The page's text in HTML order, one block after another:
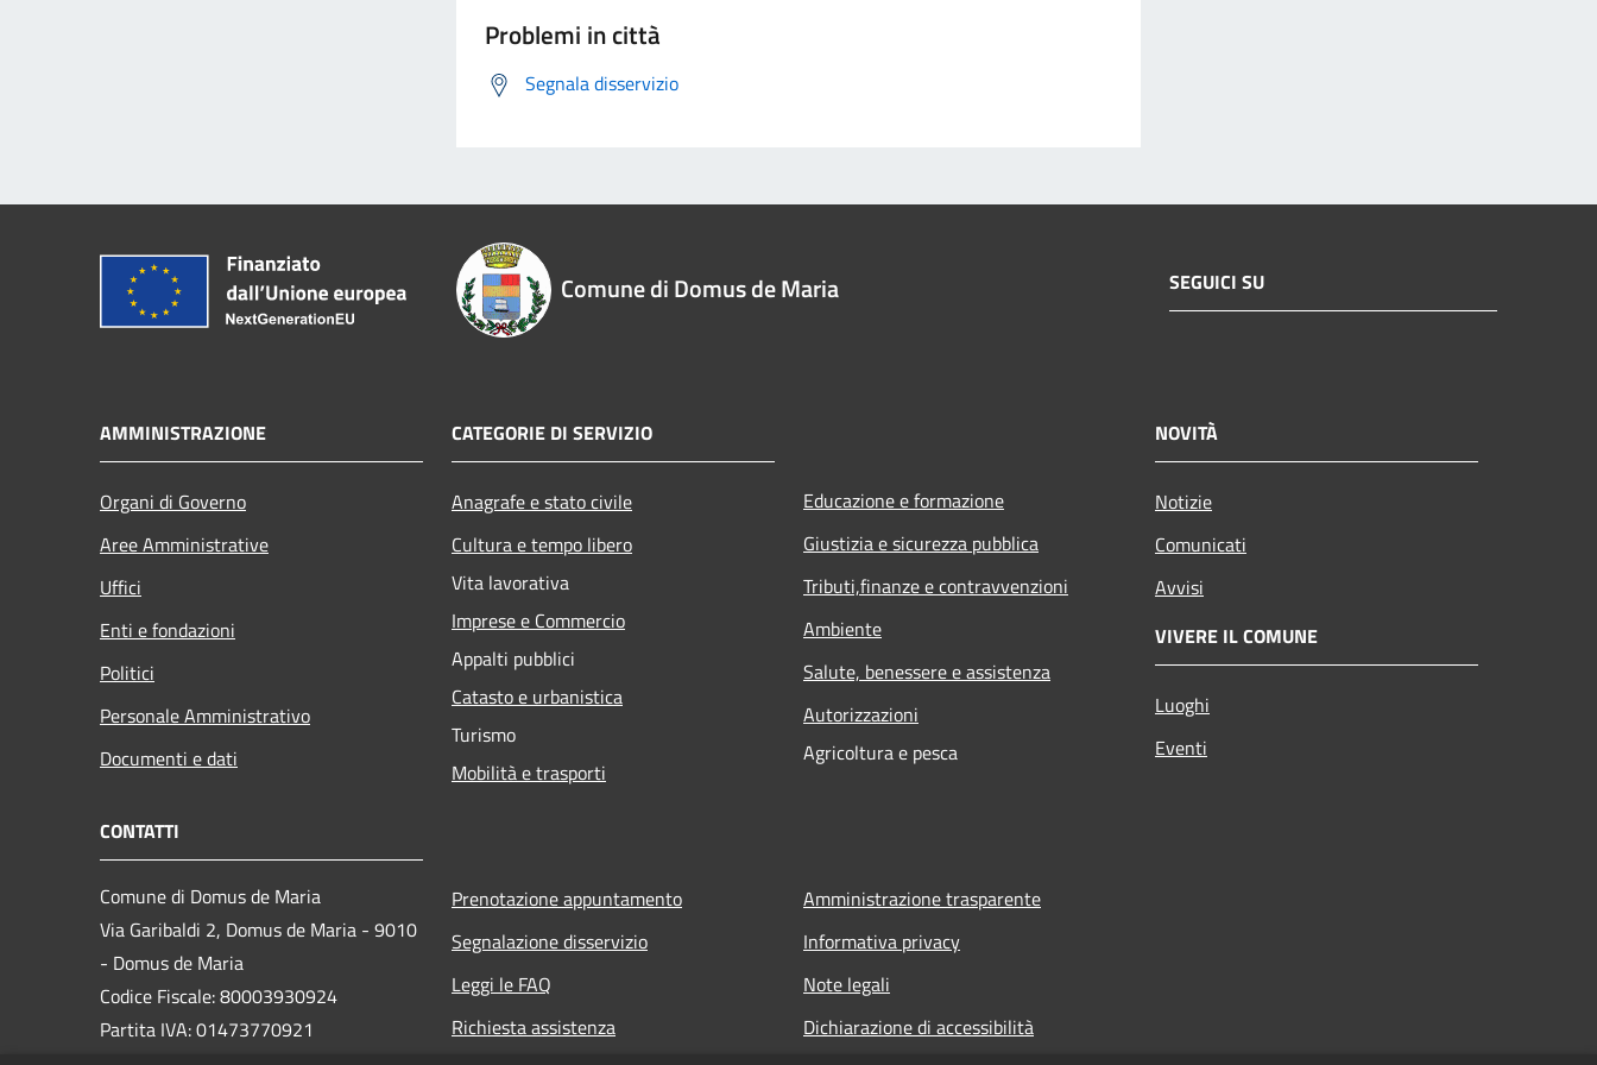
Problemi in città
Segnala disservizio
Comune di Domus de Maria SEGUICI SU
AMMINISTRAZIONE
Organi di Governo
Aree Amministrative
Uffici
Enti e fondazioni
Politici
Personale Amministrativo
Documenti e dati
CATEGORIE DI SERVIZIO
Anagrafe e stato civile
Cultura e tempo libero
Vita lavorativa
Imprese e Commercio
Appalti pubblici
Catasto e urbanistica
Turismo
Mobilità e trasporti
Educazione e formazione
Giustizia e sicurezza pubblica
Tributi,finanze e contravvenzioni
Ambiente
Salute, benessere e assistenza
Autorizzazioni
Agricoltura e pesca
NOVITÀ
Notizie
Comunicati
Avvisi
VIVERE IL COMUNE
Luoghi
Eventi
CONTATTI
Comune di Domus de Maria
Via Garibaldi 2, Domus de Maria - 9010
- Domus de Maria
Codice Fiscale: 80003930924
Partita IVA: 01473770921
Prenotazione appuntamento
Segnalazione disservizio
Leggi le FAQ
Richiesta assistenza
Amministrazione trasparente
Informativa privacy
Note legali
Dichiarazione di accessibilità